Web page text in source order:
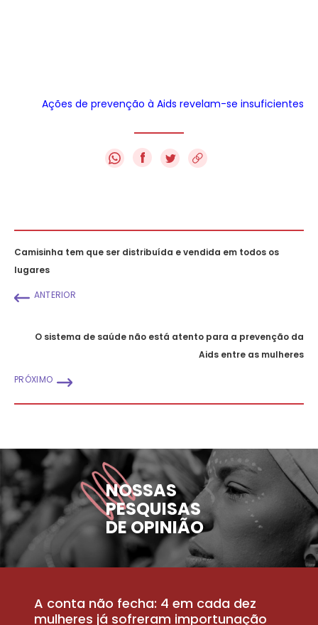
Ações de prevenção à Aids revelam-se insuficientes
f
Camisinha tem que ser distribuída e vendida em todos os
lugares
ANTERIOR
O sistema de saúde não está atento para a prevenção da
Aids entre as mulheres
PRÓXIMO
NOSSAS
PESQUISAS
DE OPINIÃO
A conta não fecha: 4 em cada dez
mulheres já sofreram importunação